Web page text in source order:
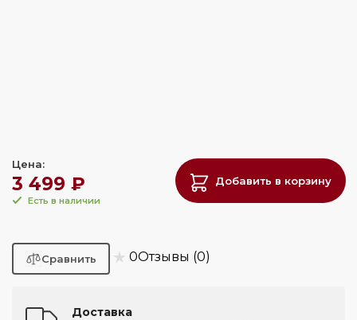
Цена:
3 499 ₽
Есть в наличии
Добавить в корзину
★ 0Отзывы (0)
Доставка